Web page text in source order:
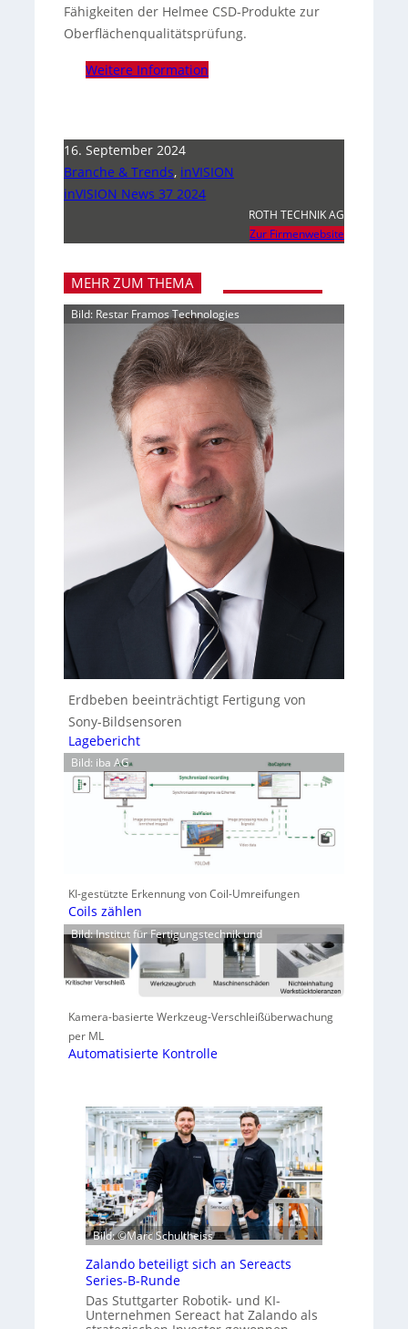
Fähigkeiten der Helmee CSD-Produkte zur
Oberflächenqualitätsprüfung.
Weitere Information
16. September 2024
Branche & Trends, inVISION
inVISION News 37 2024
ROTH TECHNIK AG
Zur Firmenwebsite
MEHR ZUM THEMA
Bild: Restar Framos Technologies
Erdbeben beeinträchtigt Fertigung von
Sony-Bildsensoren
Lagebericht
Bild: iba AG
KI-gestützte Erkennung von Coil-Umreifungen
Coils zählen
Bild: Institut für Fertigungstechnik und
Kamera-basierte Werkzeug-Verschleißüberwachung
per ML
Automatisierte Kontrolle
Bild: ©Marc Schultheiss
Zalando beteiligt sich an Sereacts
Series-B-Runde
Das Stuttgarter Robotik- und KI-
Unternehmen Sereact hat Zalando als